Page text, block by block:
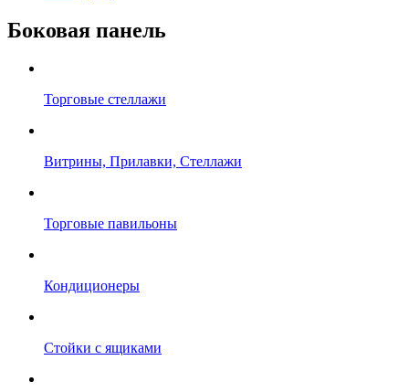
Боковая панель
Торговые стеллажи
Витрины, Прилавки, Стеллажи
Торговые павильоны
Кондиционеры
Стойки с ящиками